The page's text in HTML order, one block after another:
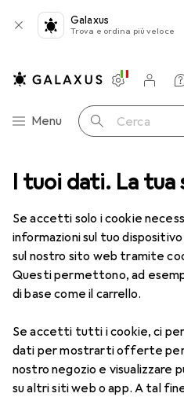
I tuoi dati. La tua
Se accetti solo i cookie
informazioni sul tuo
sul nostro sito web tramite
Questi permettono, ad
di base come il carrello.
Se accetti tutti i cookie, ci
dati per mostrarti offerte
nostro negozio e visualizzare
su altri siti web o app. A tal
Galaxus
Trova e ordina più veloce
Categoria Navigazione
Menu Cerca
Impostazioni
Conto cliente
Liste di
Liste dei
Carrello
Lenti a contatto Air Optix
1
Air Optix più
-3, Obiettivo mensile, 6 pz.,
Prezzo in EUR IVA incl.
EUR
59,22 EUR
9,87/1pz.